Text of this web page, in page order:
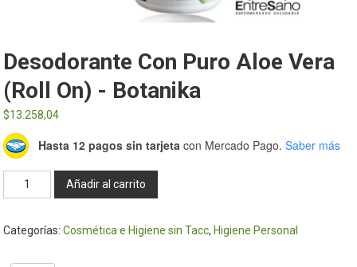
Desodorante Con Puro Aloe Vera
(roll On) - Botanika
$13.258,04
Hasta 12 pagos sin tarjeta con Mercado Pago. Saber más
Desodorante
con
Añadir al carrito
Categorías:Cosmética e Higiene sin Tacc, Higiene Personal